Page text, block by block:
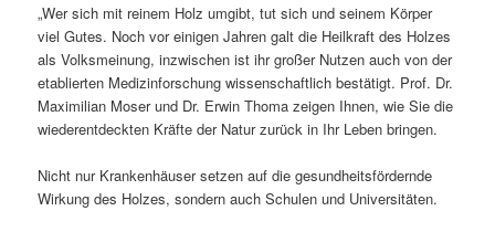
„Wer sich mit reinem Holz umgibt, tut sich und seinem Körper
viel Gutes. Noch vor einigen Jahren galt die Heilkraft des Holzes
als Volksmeinung, inzwischen ist ihr großer Nutzen auch von der
etablierten Medizinforschung wissenschaftlich bestätigt. Prof. Dr.
Maximilian Moser und Dr. Erwin Thoma zeigen Ihnen, wie Sie die
wiederentdeckten Kräfte der Natur zurück in Ihr Leben bringen.
Nicht nur Krankenhäuser setzen auf die gesundheitsfördernde
Wirkung des Holzes, sondern auch Schulen und Universitäten.